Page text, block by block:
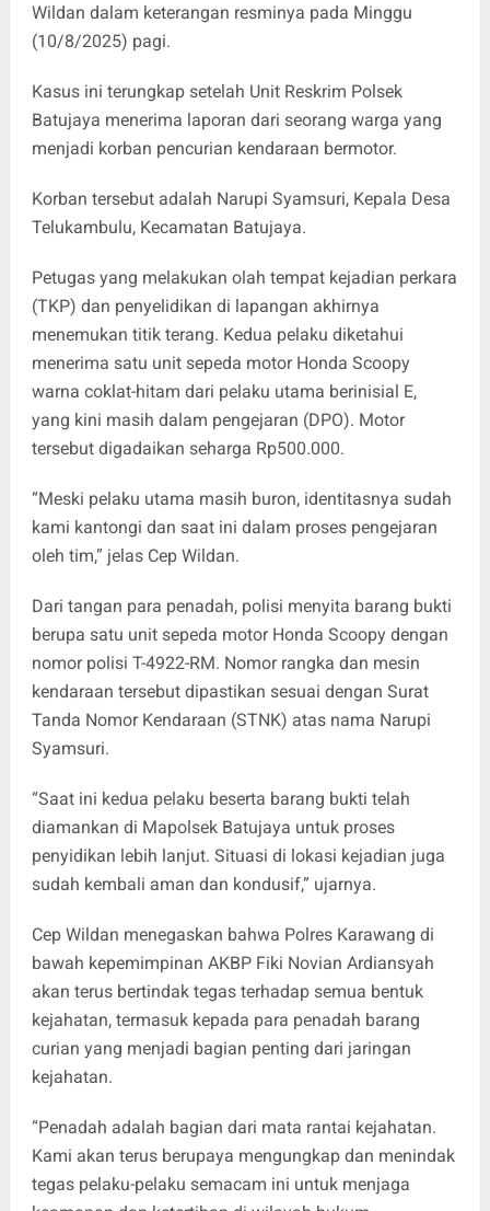
Wildan dalam keterangan resminya pada Minggu
(10/8/2025) pagi.
Kasus ini terungkap setelah Unit Reskrim Polsek
Batujaya menerima laporan dari seorang warga yang
menjadi korban pencurian kendaraan bermotor.
Korban tersebut adalah Narupi Syamsuri, Kepala Desa
Telukambulu, Kecamatan Batujaya.
Petugas yang melakukan olah tempat kejadian perkara
(TKP) dan penyelidikan di lapangan akhirnya
menemukan titik terang. Kedua pelaku diketahui
menerima satu unit sepeda motor Honda Scoopy
warna coklat-hitam dari pelaku utama berinisial E,
yang kini masih dalam pengejaran (DPO). Motor
tersebut digadaikan seharga Rp500.000.
“Meski pelaku utama masih buron, identitasnya sudah
kami kantongi dan saat ini dalam proses pengejaran
oleh tim,” jelas Cep Wildan.
Dari tangan para penadah, polisi menyita barang bukti
berupa satu unit sepeda motor Honda Scoopy dengan
nomor polisi T-4922-RM. Nomor rangka dan mesin
kendaraan tersebut dipastikan sesuai dengan Surat
Tanda Nomor Kendaraan (STNK) atas nama Narupi
Syamsuri.
“Saat ini kedua pelaku beserta barang bukti telah
diamankan di Mapolsek Batujaya untuk proses
penyidikan lebih lanjut. Situasi di lokasi kejadian juga
sudah kembali aman dan kondusif,” ujarnya.
Cep Wildan menegaskan bahwa Polres Karawang di
bawah kepemimpinan AKBP Fiki Novian Ardiansyah
akan terus bertindak tegas terhadap semua bentuk
kejahatan, termasuk kepada para penadah barang
curian yang menjadi bagian penting dari jaringan
kejahatan.
“Penadah adalah bagian dari mata rantai kejahatan.
Kami akan terus berupaya mengungkap dan menindak
tegas pelaku-pelaku semacam ini untuk menjaga